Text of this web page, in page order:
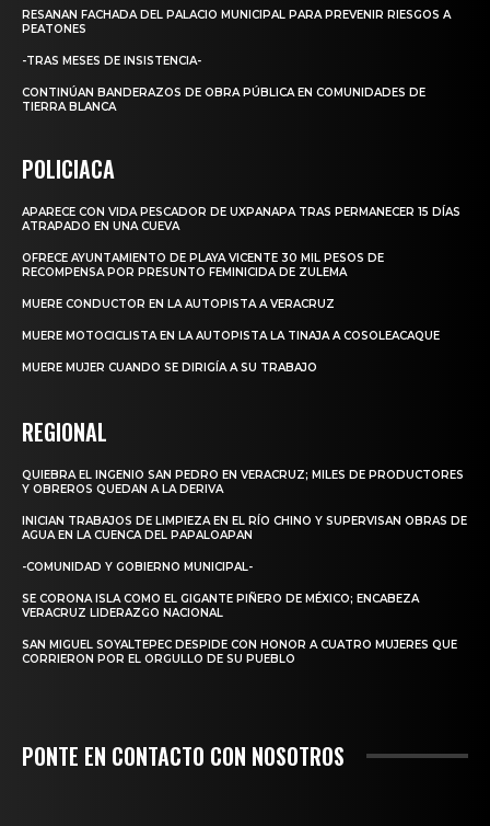
RESANAN FACHADA DEL PALACIO MUNICIPAL PARA PREVENIR RIESGOS A
PEATONES
-TRAS MESES DE INSISTENCIA-
CONTINÚAN BANDERAZOS DE OBRA PÚBLICA EN COMUNIDADES DE
TIERRA BLANCA
POLICIACA
APARECE CON VIDA PESCADOR DE UXPANAPA TRAS PERMANECER 15 DÍAS
ATRAPADO EN UNA CUEVA
OFRECE AYUNTAMIENTO DE PLAYA VICENTE 30 MIL PESOS DE
RECOMPENSA POR PRESUNTO FEMINICIDA DE ZULEMA
MUERE CONDUCTOR EN LA AUTOPISTA A VERACRUZ
MUERE MOTOCICLISTA EN LA AUTOPISTA LA TINAJA A COSOLEACAQUE
MUERE MUJER CUANDO SE DIRIGÍA A SU TRABAJO
REGIONAL
QUIEBRA EL INGENIO SAN PEDRO EN VERACRUZ; MILES DE PRODUCTORES
Y OBREROS QUEDAN A LA DERIVA
INICIAN TRABAJOS DE LIMPIEZA EN EL RÍO CHINO Y SUPERVISAN OBRAS DE
AGUA EN LA CUENCA DEL PAPALOAPAN
-COMUNIDAD Y GOBIERNO MUNICIPAL-
SE CORONA ISLA COMO EL GIGANTE PIÑERO DE MÉXICO; ENCABEZA
VERACRUZ LIDERAZGO NACIONAL
SAN MIGUEL SOYALTEPEC DESPIDE CON HONOR A CUATRO MUJERES QUE
CORRIERON POR EL ORGULLO DE SU PUEBLO
PONTE EN CONTACTO CON NOSOTROS